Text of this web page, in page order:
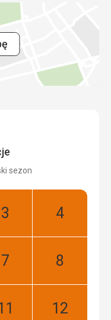
sezon
Marzec:
Kwiecień:
Lipiec:
Sierpień:
Listopad:
Grudzień: